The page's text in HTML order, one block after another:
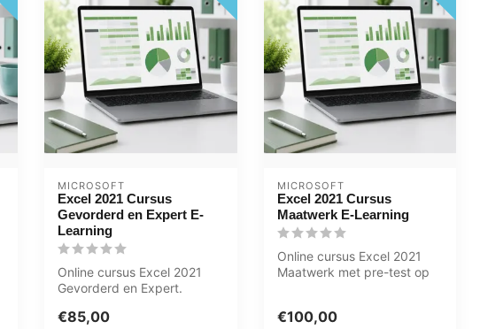
MICROSOFT
Excel 2021 Cursus
Gevorderd en Expert E-
Learning
Online cursus Excel 2021
Gevorderd en Expert.
geavanceerde functi...
€85,00
MICROSOFT
Excel 2021 Cursus
Maatwerk E-Learning
Online cursus Excel 2021
Maatwerk met pre-test op
€100,00